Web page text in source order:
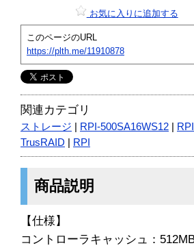
お気に入りに追加する
このページのURL
https://plth.me/11910878
関連カテゴリ
ストレージ RPI-500SA16WS12
TrusRAID
RPI
商品説明
【仕様】
コントローラキャッシュ：